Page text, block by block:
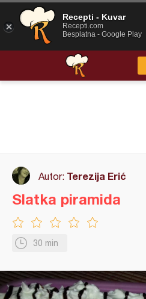
Autor: Terezija Erić
30 min
Slatka piramida
Recepti - Kuvar
Recepti.com
Besplatna - Google Play